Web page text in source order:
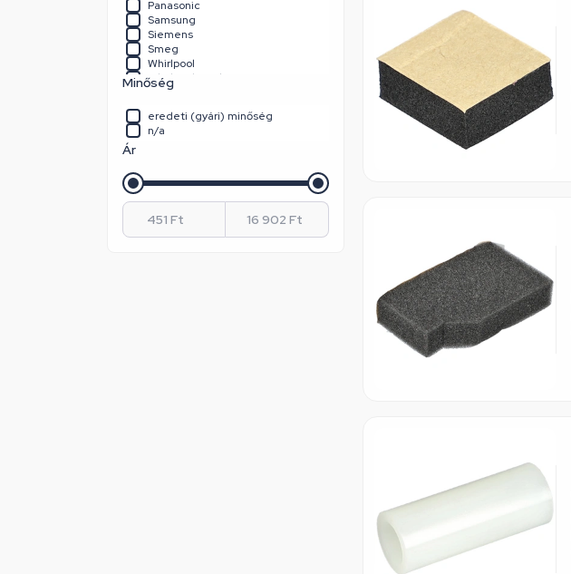
Panasonic
Samsung
Siemens
Smeg
Whirlpool
Whirlpool / Indesit
Minőség
eredeti (gyári) minőség
n/a
Ár